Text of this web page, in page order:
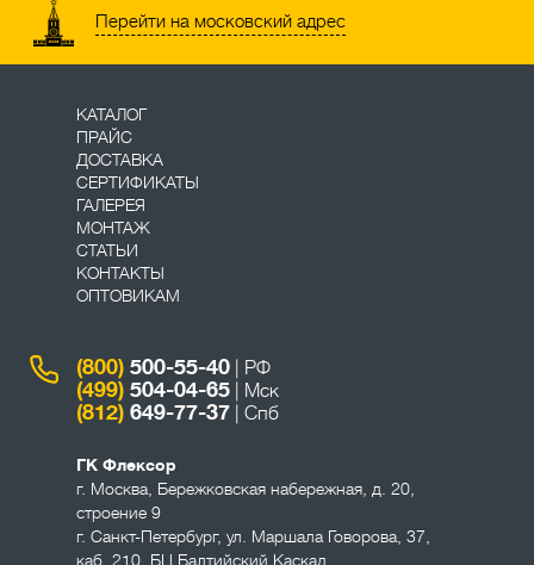
Перейти на московский адрес
КАТАЛОГ
ПРАЙС
ДОСТАВКА
СЕРТИФИКАТЫ
ГАЛЕРЕЯ
МОНТАЖ
СТАТЬИ
КОНТАКТЫ
ОПТОВИКАМ
(800) 500-55-40 | РФ
(499) 504-04-65 | Мск
(812) 649-77-37 | Спб
ГК Флексор
г. Москва Бережковская набережная, д. 20,
строение 9
г. Санкт-Петербург, ул. Маршала Говорова, 37,
каб. 210, БЦ Балтийский Каскад.